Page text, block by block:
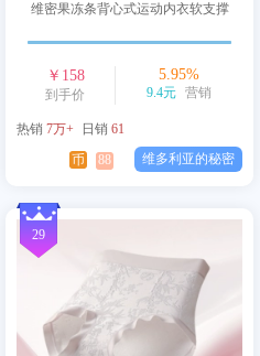
维密果冻条背心式运动内衣软支撑
￥ 158
到手价
5.95%
9.4元 营销
热销 7万+ 日销 61
币
88 维多利亚的秘密
29